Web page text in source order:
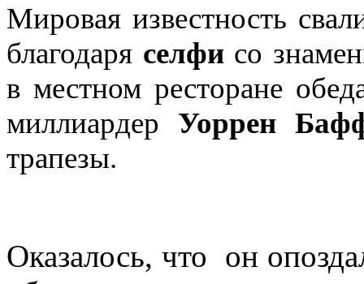
Мировая известность
благодаря селфисо
в местном ресторане
миллиардер Уоррен
трапезы.
Оказалось, что он